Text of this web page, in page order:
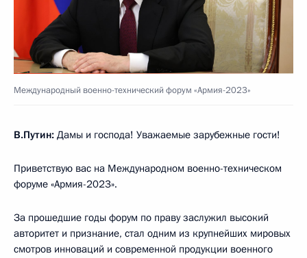
Международный военно-технический форум «Армия-2023»
В.Путин: Дамы и господа! Уважаемые зарубежные гости!
Приветствую вас на Международном военно-техническом
форуме «Армия-2023».
За прошедшие годы форум по праву заслужил высокий
авторитет и признание, стал одним из крупнейших мировых
смотров инноваций и современной продукции военного